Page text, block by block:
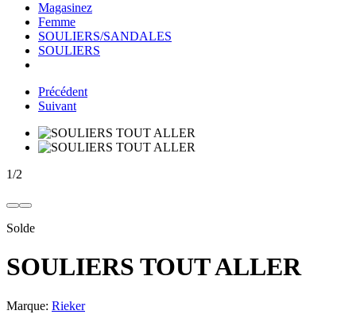
Magasinez
Femme
SOULIERS/SANDALES
SOULIERS
Précédent
Suivant
1/2
Solde
SOULIERS TOUT ALLER
Marque: Rieker